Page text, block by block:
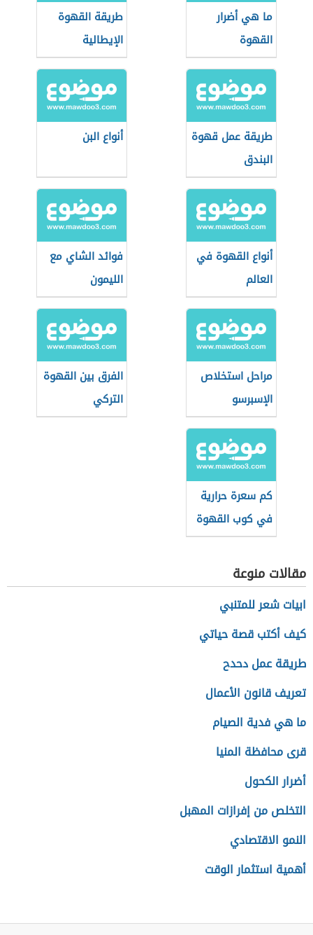
ما هي أضرار
القهوة
طريقة القهوة
الإيطالية
طريقة عمل قهوة
البندق
أنواع البن
أنواع القهوة في
العالم
فوائد الشاي مع
الليمون
مراحل استخلاص
الإسبرسو
الفرق بين القهوة
التركي
والإسبريسو
كم سعرة حرارية
في كوب القهوة
سريعة التحضير
مقالات منوعة
ابيات شعر للمتنبي
كيف أكتب قصة حياتي
طريقة عمل دحدح
تعريف قانون الأعمال
ما هي فدية الصيام
قرى محافظة المنيا
أضرار الكحول
التخلص من إفرازات المهبل
النمو الاقتصادي
أهمية استثمار الوقت